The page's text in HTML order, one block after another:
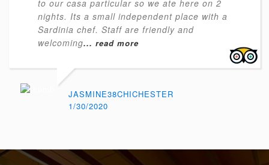
to our casa particular so we ate here on 2
nights. Its a small independent place with a
Sardinia chef. Staff are friendly and
welcoming... read more
JASMINE38CHICHESTER
1/30/2020